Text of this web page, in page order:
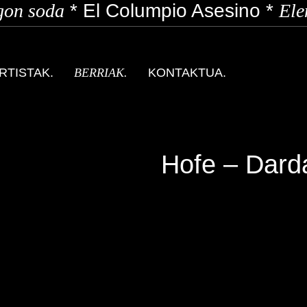
soda*El Columpio Asesino*
BERRIAK. KONTAKTUA.
Hofe –